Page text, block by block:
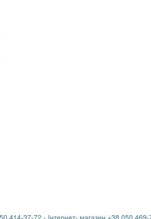
414-37-72 - Інтернет- магазин +38 050